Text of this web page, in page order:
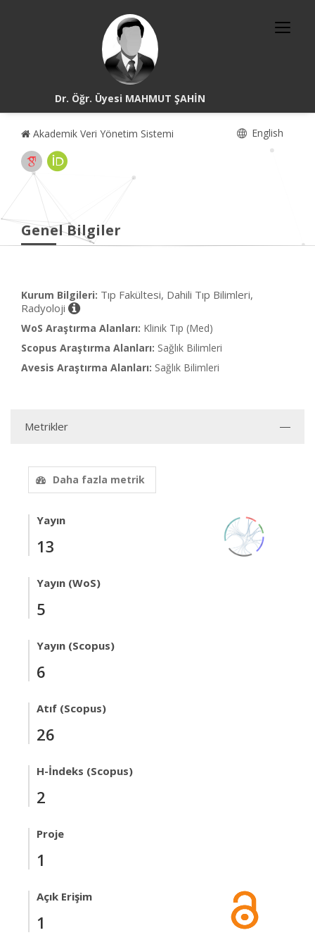
Dr. Öğr. Üyesi MAHMUT ŞAHİN
Akademik Veri Yönetim Sistemi English
Genel Bilgiler
Kurum Bilgileri: Tıp Fakültesi, Dahili Tıp Bilimleri,
Radyoloji
WoS Araştırma Alanları: Klinik Tıp (Med)
Scopus Araştırma Alanları: Sağlık Bilimleri
Avesis Araştırma Alanları: Sağlık Bilimleri
Metrikler
Daha fazla metrik
Yayın
13
Yayın (WoS)
5
Yayın (Scopus)
6
Atıf (Scopus)
26
H-İndeks (Scopus)
2
Proje
1
Açık Erişim
1